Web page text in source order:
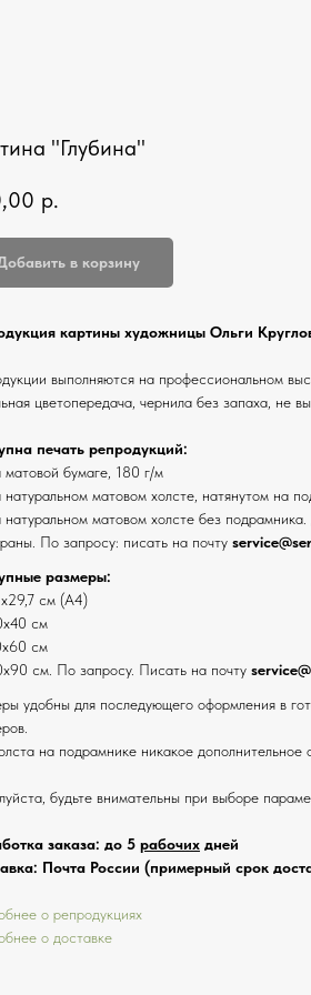
"Глубина"
р.
в корзину
картины художницы Ольги
выполняются на профессиональном
цветопередача, чернила без запаха, не
печать репродукций:
матовой бумаге, 180 г/м
натуральном матовом холсте, натянутом на
натуральном матовом холсте без
По запросу: писать на почту
размеры:
см (А4)
см
см
см. По запросу. Писать на почту
удобны для последующего оформления в
на подрамнике никакое
будьте внимательны при выборе
заказа: до 5 рабочих дней
Почта России (примерный срок
о репродукциях
о доставке